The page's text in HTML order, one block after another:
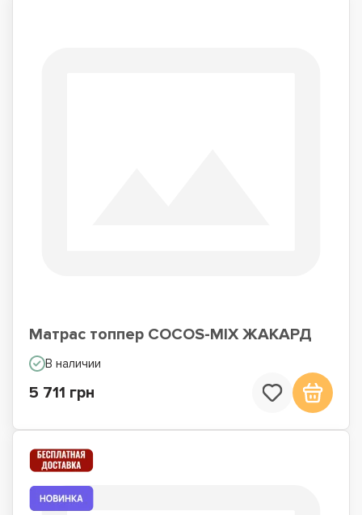
Матрас топпер COCOS-MIX ЖАКАРД
В наличии
5 711 грн